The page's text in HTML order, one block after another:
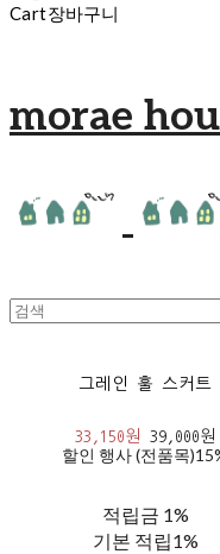
Cart장바구니
morae
그레인 훌 스커트
33,150원 39,000원
할인 행사 (전품목)
적립금 1%
기본 적립1%